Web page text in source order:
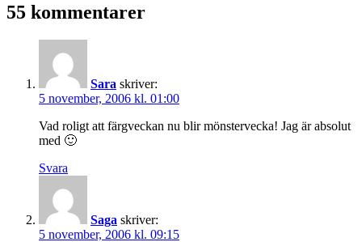
55 kommentarer
Sara skriver:
5 november, 2006 kl. 01:00
Vad roligt att färgveckan nu blir mönstervecka! Jag är absolut
med 🙂
Svara
Saga skriver:
5 november, 2006 kl. 09:15